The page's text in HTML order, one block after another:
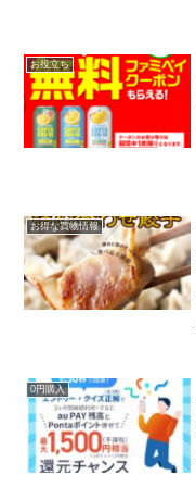
お役立ち
お得な買物情報
0円購入